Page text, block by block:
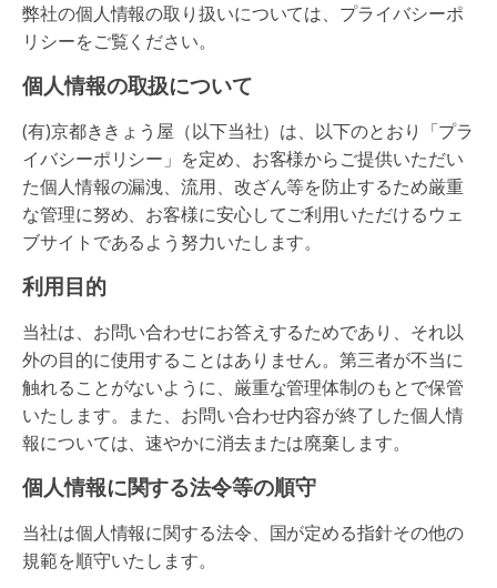
弊社の個人情報の取り扱いについては、プライバシーポ
リシーをご覧ください。
個人情報の取扱について
(有)京都ききょう屋（以下当社）は、以下のとおり「プラ
イバシーポリシー」を定め、お客様からご提供いただい
た個人情報の漏洩、流用、改ざん等を防止するため厳重
な管理に努め、お客様に安心してご利用いただけるウェ
ブサイトであるよう努力いたします。
利用目的
当社は、お問い合わせにお答えするためであり、それ以
外の目的に使用することはありません。第三者が不当に
触れることがないように、厳重な管理体制のもとで保管
いたします。また、お問い合わせ内容が終了した個人情
報については、速やかに消去または廃棄します。
個人情報に関する法令等の順守
当社は個人情報に関する法令、国が定める指針その他の
規範を順守いたします。